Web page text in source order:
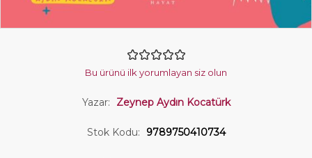
Bu ürünü ilk yorumlayan siz olun
Yazar: Zeynep Aydın Kocatürk
Stok Kodu: 9789750410734